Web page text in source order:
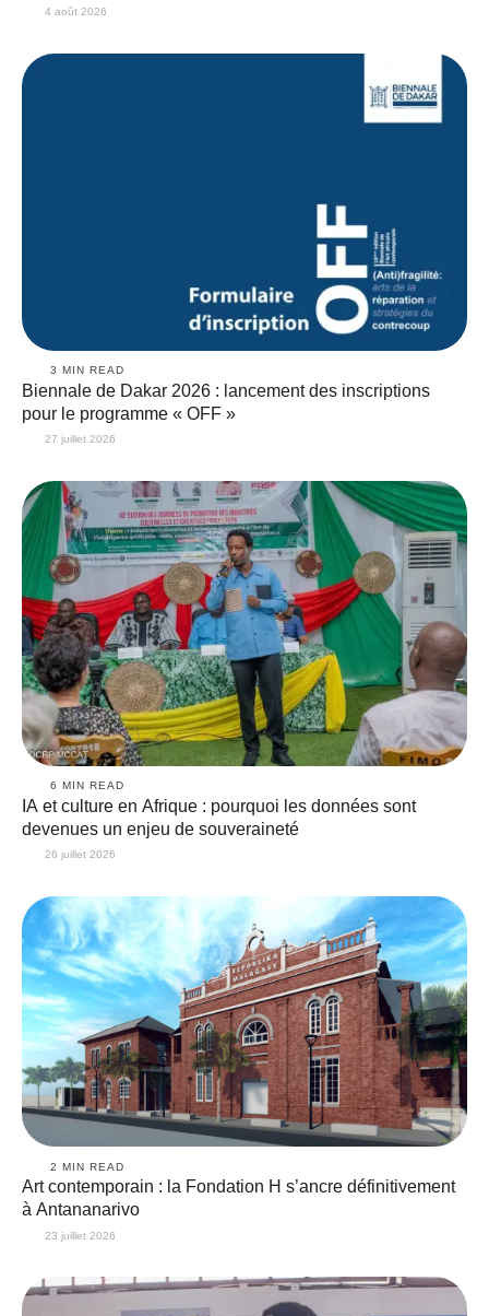
4 août 2026
3 MIN READ
Biennale de Dakar 2026 : lancement des inscriptions
pour le programme « OFF »
27 juillet 2026
6 MIN READ
IA et culture en Afrique : pourquoi les données sont
devenues un enjeu de souveraineté
26 juillet 2026
2 MIN READ
Art contemporain : la Fondation H s’ancre définitivement
à Antananarivo
23 juillet 2026